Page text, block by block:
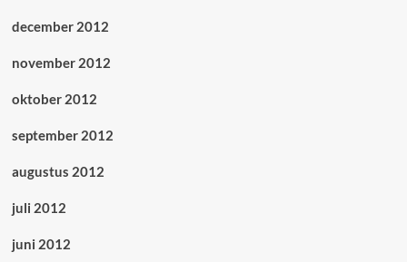
december 2012
november 2012
oktober 2012
september 2012
augustus 2012
juli 2012
juni 2012